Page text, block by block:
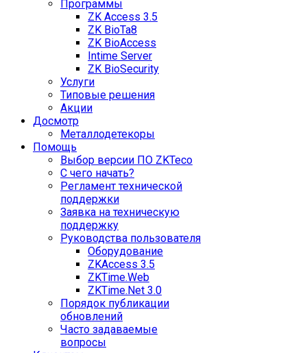
Программы
ZK Access 3.5
ZK BioTa8
ZK BioAccess
Intime Server
ZK BioSecurity
Услуги
Типовые решения
Акции
Досмотр
Металлодетекоры
Помощь
Выбор версии ПО ZKTeco
С чего начать?
Регламент технической
поддержки
Заявка на техническую
поддержку
Руководства пользователя
Оборудование
ZKAccess 3.5
ZKTime.Web
ZKTime.Net 3.0
Порядок публикации
обновлений
Часто задаваемые
вопросы